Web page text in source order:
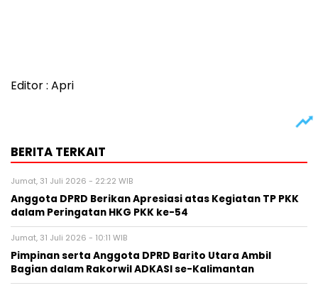
Editor : Apri
BERITA TERKAIT
Jumat, 31 Juli 2026 - 22:22 WIB
Anggota DPRD Berikan Apresiasi atas Kegiatan TP PKK
dalam Peringatan HKG PKK ke-54
Jumat, 31 Juli 2026 - 10:11 WIB
Pimpinan serta Anggota DPRD Barito Utara Ambil
Bagian dalam Rakorwil ADKASI se-Kalimantan